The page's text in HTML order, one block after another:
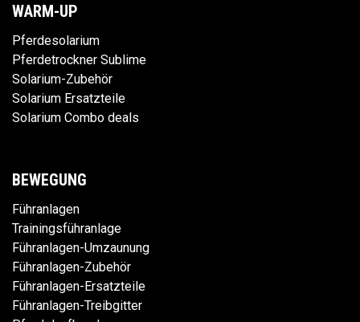
WARM-UP
Pferdesolarium
Pferdetrockner Sublime
Solarium-Zubehör
Solarium Ersatzteile
Solarium Combo deals
BEWEGUNG
Führanlagen
Trainingsführanlage
Führanlagen-Umzaunung
Führanlagen-Zubehör
Führanlagen-Ersatzteile
Führanlagen-Treibgitter